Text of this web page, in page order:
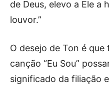
de Deus, elevo a Ele a
louvor.”
O desejo de Ton é
canção “Eu Sou”
significado da filiação